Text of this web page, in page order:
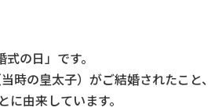
の日」です。
時の皇太子）がご結婚されたこ
由来しています。